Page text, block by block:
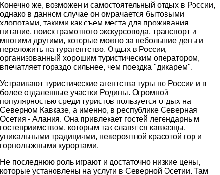
Конечно же, возможен и самостоятельный отдых в России,
однако в данном случае он омрачается бытовыми
хлопотами, такими как съем места для проживания,
питание, поиск грамотного экскурсовода, транспорт и
многими другими, которые можно за небольшие деньги
переложить на турагентство. Отдых в России,
организованный хорошим туристическим оператором,
впечатляет гораздо сильнее, чем поездка "дикарем".
Устраивают туристические агентства туры по России и в
более отдаленные участки Родины. Огромной
популярностью среди туристов пользуется отдых на
Северном Кавказе, а именно, в республике Северная
Осетия - Алания. Она привлекает гостей легендарным
гостеприимством, которым так славятся кавказцы,
уникальными традициями, невероятной красотой гор и
горнолыжными курортами.
Не последнюю роль играют и достаточно низкие цены,
которые установлены на услуги в Северной Осетии. Там